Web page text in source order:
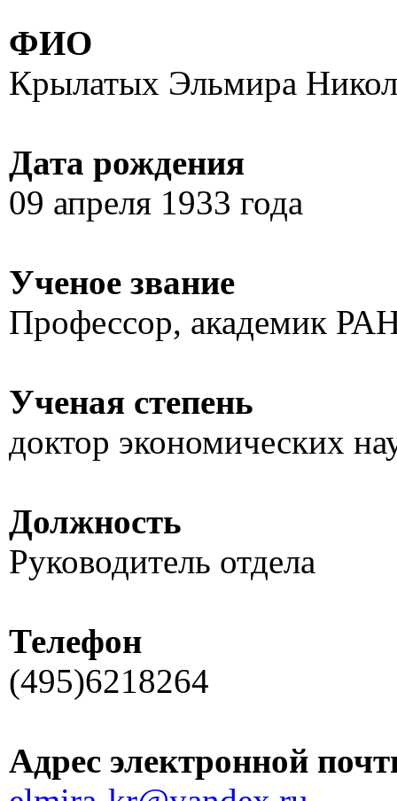
ФИО
Крылатых Эльмира
Дата рождения
09 апреля 1933 года
Ученое звание
Профессор, академик
Ученая степень
доктор экономических
Должность
Руководитель отдела
Телефон
(495)6218264
Адрес электронной